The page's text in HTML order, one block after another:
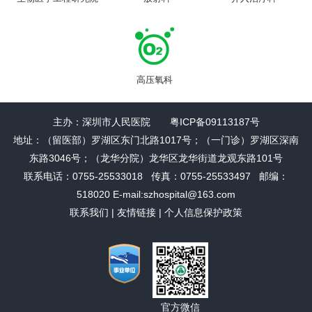
高压氧科
主办：深圳市人民医院 粤ICP备09113187号
地址：（留医部）罗湖区东门北路1017号；（一门诊）罗湖区深南
东路3046号；（龙华分院）龙华区龙华街道龙观东路101号
联系电话：0755-25533018 传真：0755-25533497 邮编：
518020 E-mail:szhospital@163.com
联系我们 | 友情链接 | 个人信息保护政策
官方微信